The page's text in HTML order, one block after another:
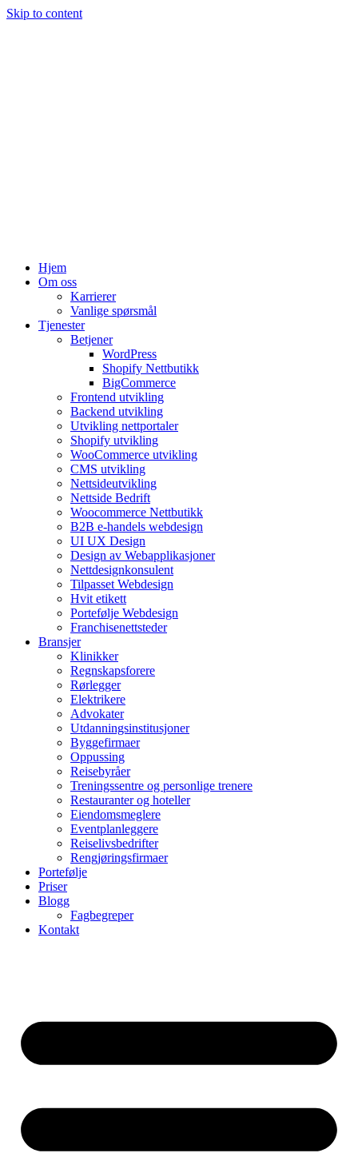
Skip to content
Hjem
Om oss
Karrierer
Vanlige spørsmål
Tjenester
Betjener
WordPress
Shopify Nettbutikk
BigCommerce
Frontend utvikling
Backend utvikling
Utvikling nettportaler
Shopify utvikling
WooCommerce utvikling
CMS utvikling
Nettsideutvikling
Nettside Bedrift
Woocommerce Nettbutikk
B2B e-handels webdesign
UI UX Design
Design av Webapplikasjoner
Nettdesignkonsulent
Tilpasset Webdesign
Hvit etikett
Portefølje Webdesign
Franchisenettsteder
Bransjer
Klinikker
Regnskapsforere
Rørlegger
Elektrikere
Advokater
Utdanningsinstitusjoner
Byggefirmaer
Oppussing
Reisebyråer
Treningssentre og personlige trenere
Restauranter og hoteller
Eiendomsmeglere
Eventplanleggere
Reiselivsbedrifter
Rengjøringsfirmaer
Portefølje
Priser
Blogg
Fagbegreper
Kontakt